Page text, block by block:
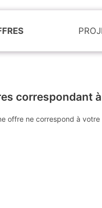
correspondant
offre ne correspond à